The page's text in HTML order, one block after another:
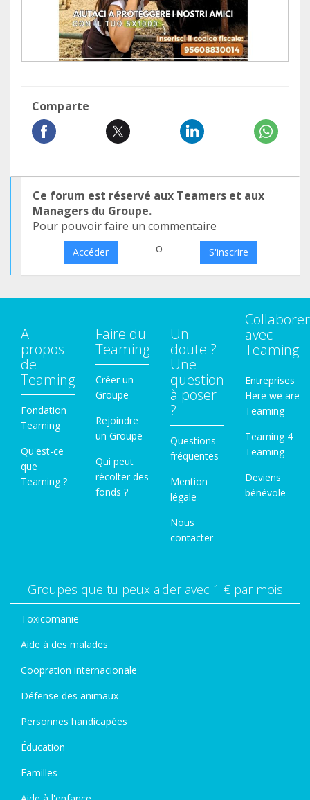
Comparte
Ce forum est réservé aux Teamers et aux
Managers du Groupe.
Pour pouvoir faire un commentaire
Accéder o S'inscrire
A
propos
de
Teaming
Fondation
Teaming
Qu'est-ce
que
Teaming ?
Faire du
Teaming
Créer un
Groupe
Rejoindre
un Groupe
Qui peut
récolter des
fonds ?
Un
doute ?
Une
question
à poser
?
Questions
fréquentes
Mention
légale
Nous
contacter
Collaborer
avec
Teaming
Entreprises
Here we are
Teaming
Teaming 4
Teaming
Deviens
bénévole
Groupes que tu peux aider avec 1 € par mois
Toxicomanie
Aide à des malades
Coopration internacionale
Défense des animaux
Personnes handicapées
Éducation
Familles